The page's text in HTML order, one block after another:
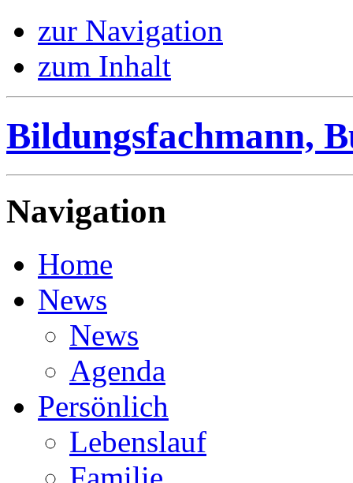
zur Navigation
zum Inhalt
Bildungsfachmann,
Navigation
Home
News
News
Agenda
Persönlich
Lebenslauf